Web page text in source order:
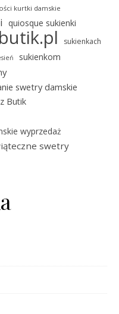
kurtki damskie
quiosque sukienki
sukienkach
sukienkom
swetry damskie
Butik
wyprzedaż
swetry